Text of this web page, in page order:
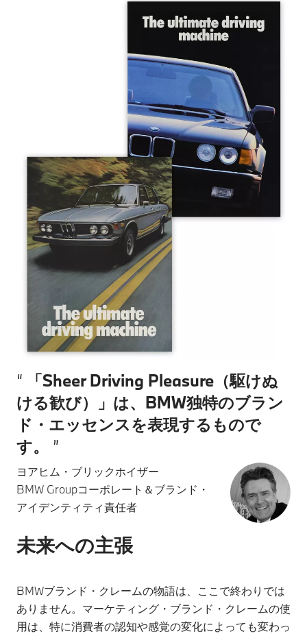
「Sheer Driving Pleasure（駆けぬ
ける歓び）」は、BMW独特のブラン
ド・エッセンスを表現するもので
す。
ヨアヒム・ブリックホイザー
BMW Groupコーポレート＆ブランド・
アイデンティティ責任者
未来への主張
BMWブランド・クレームの物語は、ここで終わりでは
ありません。マーケティング・ブランド・クレームの使
用は、特に消費者の認知や感覚の変化によっても変わっ